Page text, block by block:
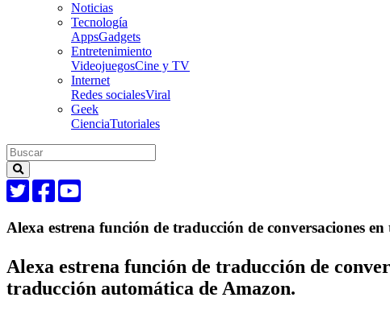
Noticias
Tecnología
AppsGadgets
Entretenimiento
VideojuegosCine y TV
Internet
Redes socialesViral
Geek
CienciaTutoriales
Alexa estrena función de traducción de conversaciones
Alexa estrena función de traducción de
traducción automática de Amazon.